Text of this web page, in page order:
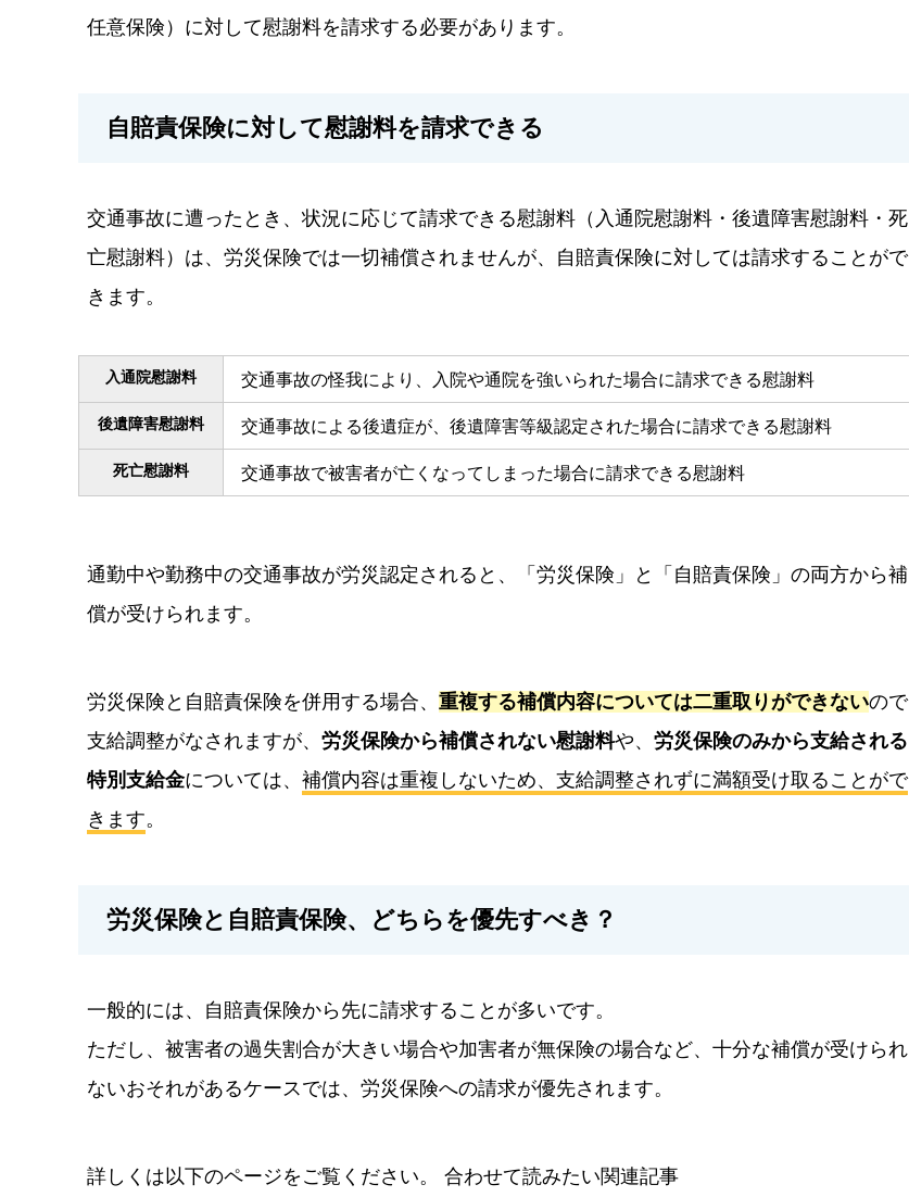
任意保険）に対して慰謝料を請求する必要があります。
自賠責保険に対して慰謝料を請求できる
交通事故に遭ったとき、状況に応じて請求できる慰謝料（入通院慰謝料・後遺障害慰謝料・死
亡慰謝料）は、労災保険では一切補償されませんが、自賠責保険に対しては請求することがで
きます。
入通院慰謝料 交通事故の怪我により、入院や通院を強いられた場合に請求できる慰謝料
後遺障害慰謝料 交通事故による後遺症が、後遺障害等級認定された場合に請求できる慰謝料
死亡慰謝料 交通事故で被害者が亡くなってしまった場合に請求できる慰謝料
通勤中や勤務中の交通事故が労災認定されると、「労災保険」と「自賠責保険」の両方から補
償が受けられます。
労災保険と自賠責保険を併用する場合、 重複する補償内容については二重取りができないので
支給調整がなされますが、 労災保険から補償されない慰謝料や、 労災保険のみから支給される
特別支給金については、 補償内容は重複しないため、支給調整されずに満額受け取ることがで
きます。
労災保険と自賠責保険、どちらを優先すべき？
一般的には、自賠責保険から先に請求することが多いです。
ただし、被害者の過失割合が大きい場合や加害者が無保険の場合など、十分な補償が受けられ
ないおそれがあるケースでは、労災保険への請求が優先されます。
詳しくは以下のページをご覧ください。 合わせて読みたい関連記事